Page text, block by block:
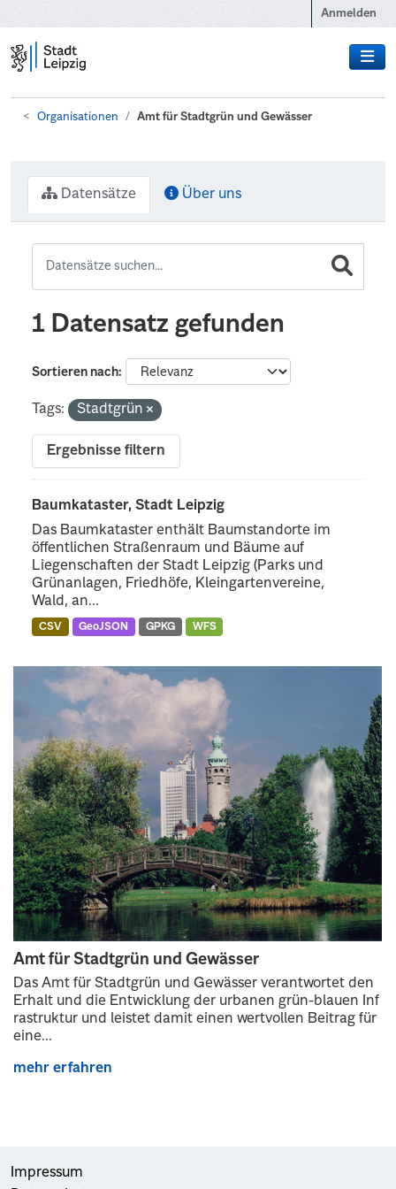
Anmelden
Organisationen Amt für Stadtgrün und Gewässer
Amt für Stadtgrün und Gewässer
Das Amt für Stadtgrün und Gewässer verantwortet den
Erhalt und die Entwicklung der urbanen grün-blauen Inf
rastruktur und leistet damit einen wertvollen Beitrag für
eine...
mehr erfahren
Datensätze Über uns
1 Datensatz gefunden
Sortieren nach
Tags: Stadtgrün
Ergebnisse filtern
Baumkataster, Stadt Leipzig
Das Baumkataster enthält Baumstandorte im
öffentlichen Straßenraum und Bäume auf
Liegenschaften der Stadt Leipzig (Parks und
Grünanlagen, Friedhöfe, Kleingartenvereine,
Wald, an...
CSV GeoJSON GPKG WFS
Impressum